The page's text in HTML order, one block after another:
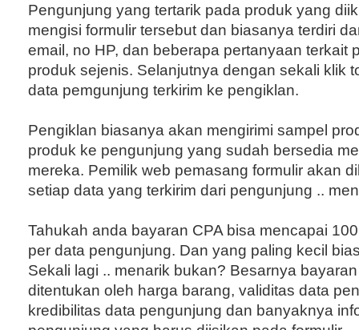
Pengunjung yang tertarik pada produk yang
mengisi formulir tersebut dan biasanya terdiri
email, no HP, dan beberapa pertanyaan terkait
produk sejenis. Selanjutnya dengan sekali klik
data pemgunjung terkirim ke pengiklan.
Pengiklan biasanya akan mengirimi sampel
produk ke pengunjung yang sudah bersedia
mereka. Pemilik web pemasang formulir akan
setiap data yang terkirim dari pengunjung ..
Tahukah anda bayaran CPA bisa mencapai
per data pengunjung. Dan yang paling kecil
Sekali lagi .. menarik bukan? Besarnya
ditentukan oleh harga barang, validitas data
kredibilitas data pengunjung dan banyaknya